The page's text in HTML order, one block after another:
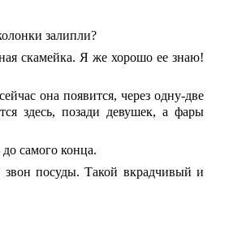
залипли?
скамейка. Я же хорошо ее знаю!
она появится, через одну-две
здесь, позади девушек, а фары
самого конца.
посуды. Такой вкрадчивый и